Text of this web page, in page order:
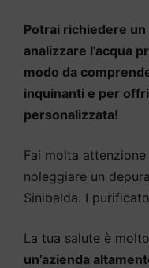
Potrai richiedere
analizzare l’acqua
modo da
inquinanti e per
personalizzata!
Fai molta
noleggiare un
Sinibalda. I
La tua salute è
un’azienda